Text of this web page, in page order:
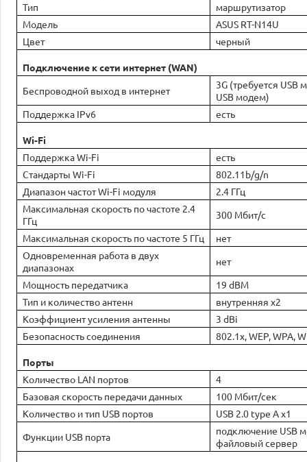
Тип
маршрутизатор
Модель
ASUS RT-N14U
Цвет
черный
Подключение к сети интернет (WAN)
Беспроводной выход в интернет
3G (требуется USB
USB модем)
Поддержка IPv6
есть
Wi-Fi
Поддержка Wi-Fi
есть
Стандарты Wi-Fi
802.11b/g/n
Диапазон частот Wi-Fi модуля
2.4 ГГц
Максимальная скорость по частоте 2.4
ГГц
300 Мбит/с
Максимальная скорость по частоте 5 ГГц
нет
Одновременная работа в двух
диапазонах
нет
Мощность передатчика
19 dBM
Тип и количество антенн
внутренняя x2
Коэффициент усиления антенны
3 dBi
Безопасность соединения
802.1x, WEP, WPA,
Порты
Количество LAN портов
4
Базовая скорость передачи данных
100 Мбит/сек
Количество и тип USB портов
USB 2.0 type A x1
Функции USB порта
подключение USB
файловый сервер